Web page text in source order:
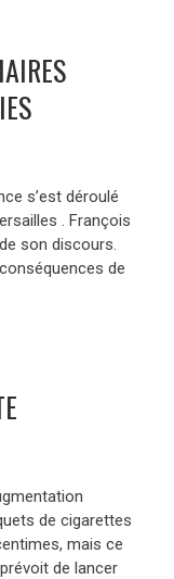
s’est déroulé
. François
son discours.
de
de cigarettes
mais ce
de lancer